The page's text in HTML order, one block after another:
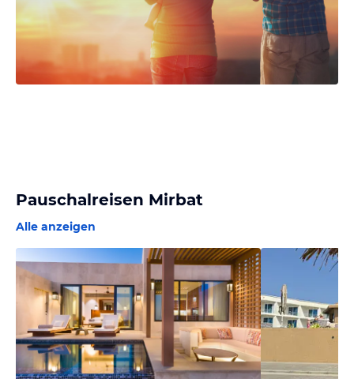
Pauschalreisen Mirbat
Alle anzeigen